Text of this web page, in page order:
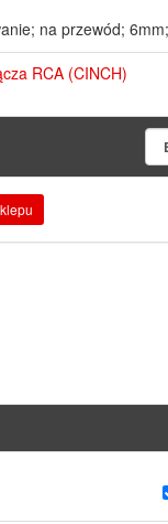
na przewód;
RCA (CINCH)